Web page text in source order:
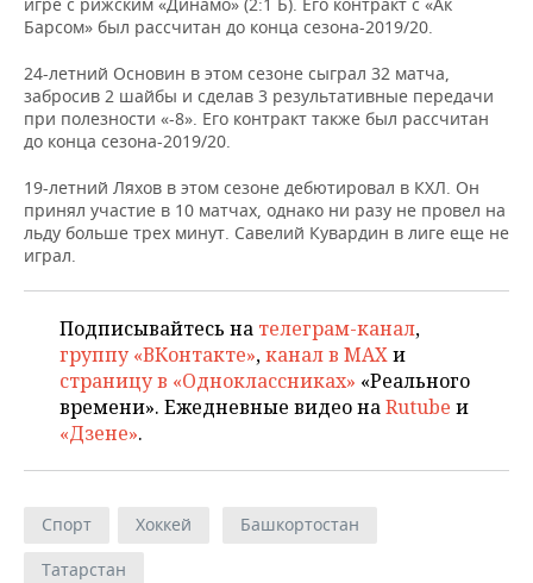
НЕФТЬ
ОПК
ЭНЕРГЕТИКА
РОЗНИЧНАЯ ТОРГОВЛЯ
ТРАНСПОРТ
УСЛУГИ
НОВОСТИ ТЕХНОЛОГИЙ
IT
МЕДИА
ТЕЛЕКОММУНИКАЦИИ
МЕРОПРИЯТИЯ
НОВОСТИ МЕРОПРИЯТИЙ
ВЫЕЗДНАЯ РЕДАКЦИЯ
БИЗНЕС-БРАНЧИ
ONLINE-КОНФЕРЕНЦИИ
ОТКРЫТАЯ ЛЕКЦИЯ
СПОРТ
НОВОСТИ СПОРТА
ФУТБОЛ
ХОККЕЙ
БАСКЕТБОЛ
ВОЛЕЙБОЛ
КИБЕРСПОРТ
ХОККЕЙ С МЯЧОМ
ОБЩЕСТВО
НОВОСТИ ОБЩЕСТВА
ВЛАСТЬ
ИНФРАСТРУКТУРА
ИСТОРИЯ
КУЛЬТУРА
ПРОИСШЕСТВИЯ
ФОТОГАЛЕРЕЯ
СЮЖЕТЫ
СПРАВОЧНИК
СПИСОК ПЕРСОН
СПИСОК КОМПАНИЙ
ПОЛНАЯ ВЕРСИЯ
Барсом» был рассчитан до конца сезона-2019/20.
24-летний Основин в этом сезоне сыграл 32 матча,
забросив 2 шайбы и сделав 3 результативные передачи
при полезности «-8». Его контракт также был рассчитан
до конца сезона-2019/20.
19-летний Ляхов в этом сезоне дебютировал в КХЛ. Он
принял участие в 10 матчах, однако ни разу не провел на
льду больше трех минут. Савелий Кувардин в лиге еще не
играл.
Подписывайтесь на телеграм-канал,
группу «ВКонтакте»,канал в MAXи
страницу в «Одноклассниках» «Реального
времени». Ежедневные видео наRutube и
«Дзене».
Спорт Хоккей
Башкортостан
Татарстан